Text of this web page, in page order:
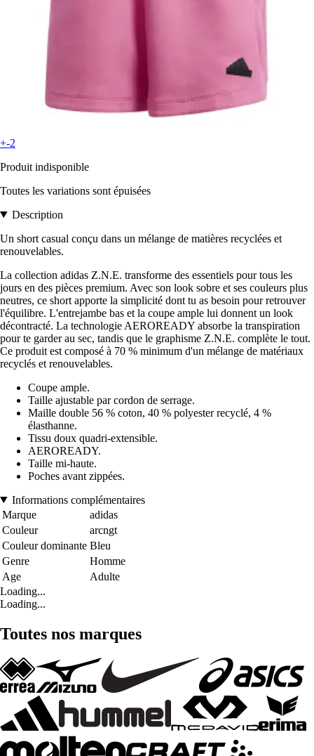
+-2
Produit indisponible
Toutes les variations sont épuisées
Description
Un short casual conçu dans un mélange de matières recyclées et
renouvelables.
La collection adidas Z.N.E. transforme des essentiels pour tous les
jours en des pièces premium. Avec son look sobre et ses couleurs plus
neutres, ce short apporte la simplicité dont tu as besoin pour retrouver
l'équilibre. L'entrejambe bas et la coupe ample lui donnent un look
décontracté. La technologie AEROREADY absorbe la transpiration
pour te garder au sec, tandis que le graphisme Z.N.E. complète le tout.
Ce produit est composé à 70 % minimum d'un mélange de matériaux
recyclés et renouvelables.
Coupe ample.
Taille ajustable par cordon de serrage.
Maille double 56 % coton, 40 % polyester recyclé, 4 %
élasthanne.
Tissu doux quadri-extensible.
AEROREADY.
Taille mi-haute.
Poches avant zippées.
Informations complémentaires
Marque
adidas
Couleur
arcngt
Couleur dominante Bleu
Genre
Homme
Age
Adulte
Loading...
Loading...
Toutes nos marques